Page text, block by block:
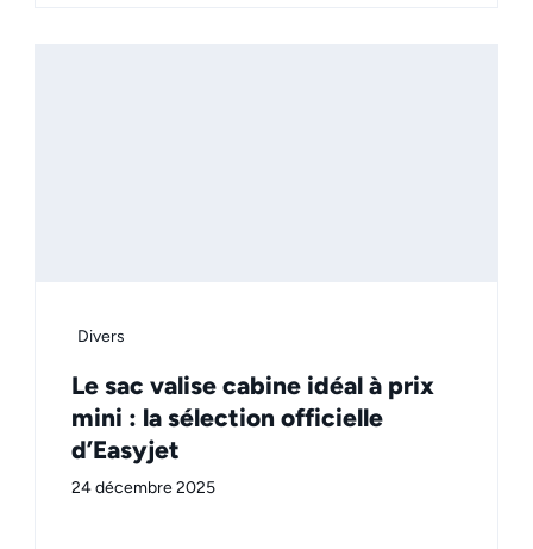
Divers
Le sac valise cabine idéal à prix
mini : la sélection officielle
d’Easyjet
24 décembre 2025